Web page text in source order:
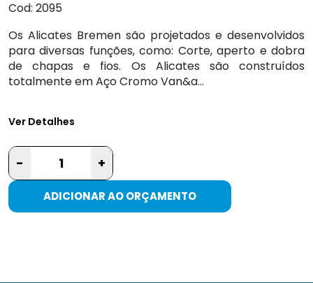
Cod: 2095
Os Alicates Bremen são projetados e desenvolvidos
para diversas funções, como: Corte, aperto e dobra
de chapas e fios. Os Alicates são construídos
totalmente em Aço Cromo Van&a...
Ver Detalhes
- +
ADICIONAR AO ORÇAMENTO